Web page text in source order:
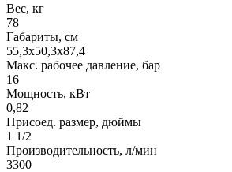
Вес, кг
78
Габариты, см
55,3х50,3х87,4
Макс. рабочее давление, бар
16
Мощность, кВт
0,82
Присоед. размер, дюймы
1 1/2
Производительность, л/мин
3300